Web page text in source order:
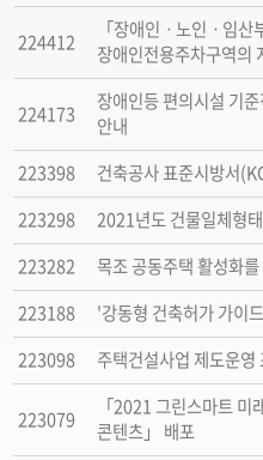
224412
「장애인ㆍ노인ㆍ임
장애인전용주차구역의
224173
장애인등 편의시설 기
안내
223398
건축공사 표준시방서
223298
2021년도 건물일체형
223282
목조 공동주택 활성화
223188
'강동형 건축허가 가이
223098
주택건설사업 제도운
223079
「2021 그린스마트
콘텐츠」 배포